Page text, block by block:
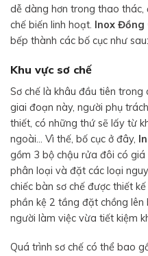
dễ dàng hơn trong thao
chế biến linh hoạt. Inox Đồng
bếp thành các bố cục như sau:
Khu vực sơ chế
Sơ chế là khâu đầu tiên
giai đoạn này, người phụ
thiết, có những thứ sẽ lấy từ
ngoài… Vì thế, bố cục ở đây,
gồm 3 bộ chậu rửa đôi có
phân loại và đặt các loại
chiếc bàn sơ chế được thiết
phần kệ 2 tầng đặt chồng lên
người làm việc vừa tiết kiệm
Quá trình sơ chế có thể bao